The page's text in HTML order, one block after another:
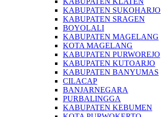
KABUPATEN SUKOHARJO
KABUPATEN SRAGEN
BOYOLALI
KABUPATEN MAGELANG
KOTA MAGELANG
KABUPATEN PURWOREJO
KABUPATEN KUTOARJO
KABUPATEN BANYUMAS
CILACAP
BANJARNEGARA
PURBALINGGA
KABUPATEN KEBUMEN